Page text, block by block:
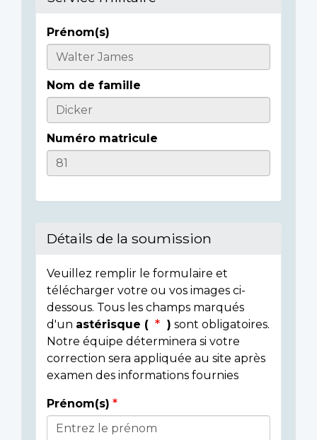
Casualty
Details
Prénom(s)
Nom de famille
Numéro matricule
Détails de la soumission
Veuillez remplir le formulaire et
télécharger votre ou vos images ci-
dessous. Tous les champs marqués
d'un astérisque ( ) sont obligatoires.
Notre équipe déterminera si votre
correction sera appliquée au site après
examen des informations fournies
Donor
Prénom(s)